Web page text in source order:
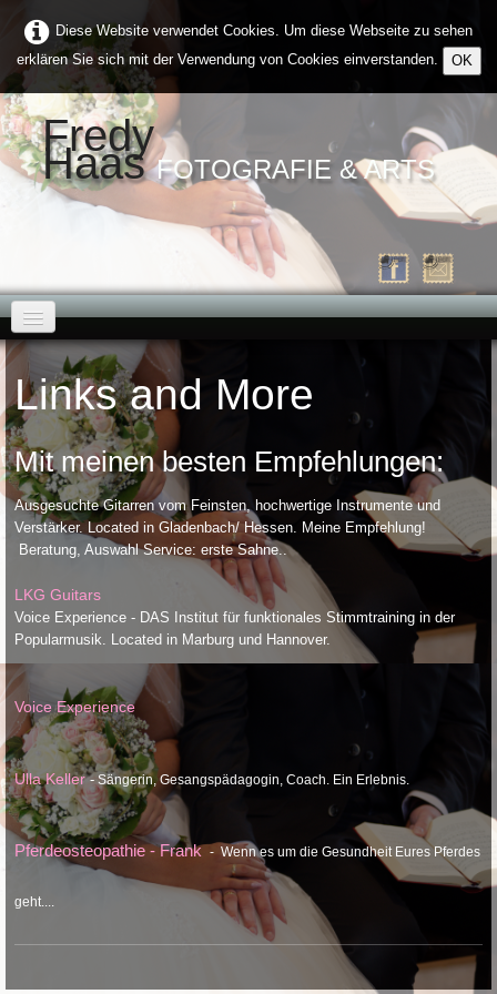
Diese Website verwendet Cookies. Um diese Webseite zu sehen
erklären Sie sich mit der Verwendung von Cookies einverstanden.
OK
Fredy
Haas FOTOGRAFIE & ARTS
Home
Über Mich
Galerien▼
Kontakt
Links
Impressum/ DSGVO
Links and More
Mit meinen besten Empfehlungen:
Ausgesuchte Gitarren vom Feinsten, hochwertige Instrumente und
Verstärker. Located in Gladenbach/ Hessen. Meine Empfehlung!
Beratung, Auswahl Service: erste Sahne..
LKG Guitars
Voice Experience - DAS Institut für funktionales Stimmtraining in der
Popularmusik. Located in Marburg und Hannover.
Voice Experience
Ulla Keller- Sängerin, Gesangspädagogin, Coach. Ein Erlebnis.
Pferdeosteopathie - Frank - Wenn es um die Gesundheit Eures Pferdes
geht....